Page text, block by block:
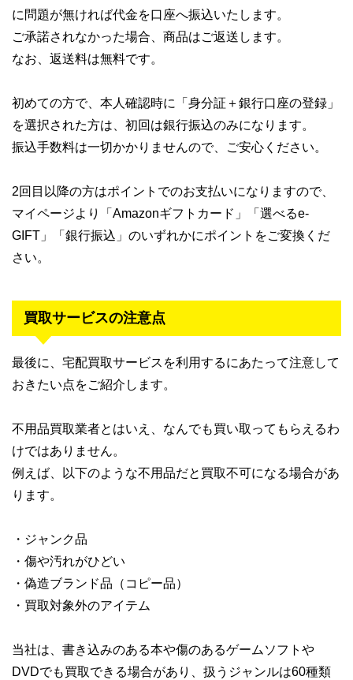
に問題が無ければ代金を口座へ振込いたします。
ご承諾されなかった場合、商品はご返送します。
なお、返送料は無料です。
初めての方で、本人確認時に「身分証＋銀行口座の登録」
を選択された方は、初回は銀行振込のみになります。
振込手数料は一切かかりませんので、ご安心ください。
2回目以降の方はポイントでのお支払いになりますので、
マイページより「Amazonギフトカード」「選べるe-
GIFT」「銀行振込」のいずれかにポイントをご変換くだ
さい。
買取サービスの注意点
最後に、宅配買取サービスを利用するにあたって注意して
おきたい点をご紹介します。
不用品買取業者とはいえ、なんでも買い取ってもらえるわ
けではありません。
例えば、以下のような不用品だと買取不可になる場合があ
ります。
・ジャンク品
・傷や汚れがひどい
・偽造ブランド品（コピー品）
・買取対象外のアイテム
当社は、書き込みのある本や傷のあるゲームソフトや
DVDでも買取できる場合があり、扱うジャンルは60種類